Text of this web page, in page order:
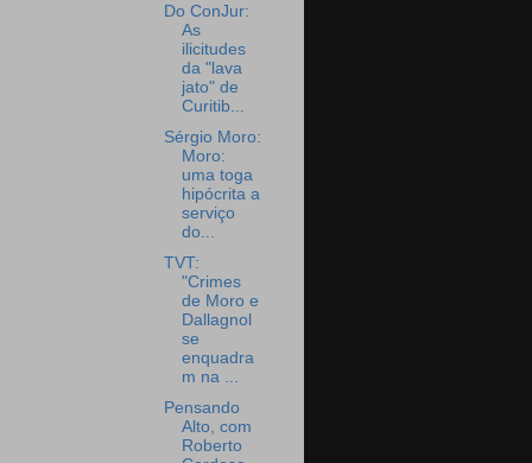
Do ConJur:
As
ilicitudes
da "lava
jato" de
Curitib...
Sérgio Moro:
Moro:
uma toga
hipócrita a
serviço
do...
TVT:
"Crimes
de Moro e
Dallagnol
se
enquadra
m na ...
Pensando
Alto, com
Roberto